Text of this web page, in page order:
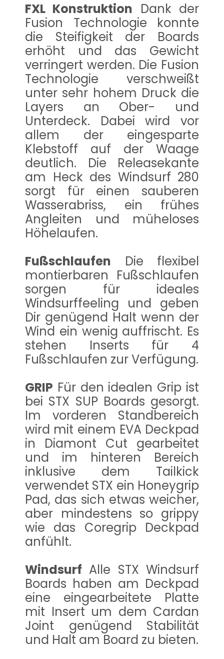
FXL Konstruktion Dank der
Fusion Technologie konnte
die Steifigkeit der Boards
erhöht und das Gewicht
verringert werden. Die Fusion
Technologie verschweißt
unter sehr hohem Druck die
Layers an Ober- und
Unterdeck. Dabei wird vor
allem der eingesparte
Klebstoff auf der Waage
deutlich. Die Releasekante
am Heck des Windsurf 280
sorgt für einen sauberen
Wasserabriss, ein frühes
Angleiten und müheloses
Höhelaufen.
Fußschlaufen Die flexibel
montierbaren Fußschlaufen
sorgen für ideales
Windsurffeeling und geben
Dir genügend Halt wenn der
Wind ein wenig auffrischt. Es
stehen Inserts für 4
Fußschlaufen zur Verfügung.
GRIP Für den idealen Grip ist
bei STX SUP Boards gesorgt.
Im vorderen Standbereich
wird mit einem EVA Deckpad
in Diamont Cut gearbeitet
und im hinteren Bereich
inklusive dem Tailkick
verwendet STX ein Honeygrip
Pad, das sich etwas weicher,
aber mindestens so grippy
wie das Coregrip Deckpad
anfühlt.
Windsurf Alle STX Windsurf
Boards haben am Deckpad
eine eingearbeitete Platte
mit Insert um dem Cardan
Joint genügend Stabilität
und Halt am Board zu bieten.